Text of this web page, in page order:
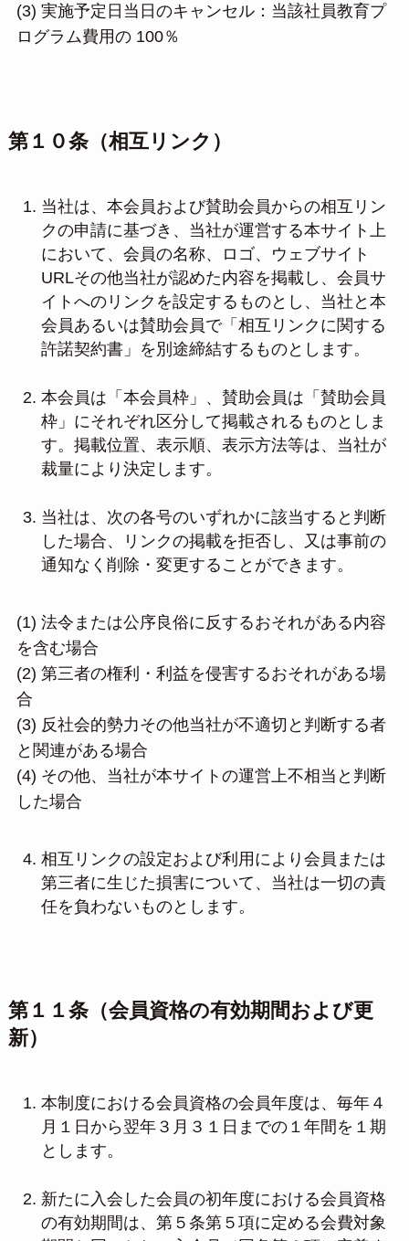
(3) 実施予定日当日のキャンセル：当該社員教育プ
ログラム費用の 100％
第１０条（相互リンク）
当社は、本会員および賛助会員からの相互リン
クの申請に基づき、当社が運営する本サイト上
において、会員の名称、ロゴ、ウェブサイト
URLその他当社が認めた内容を掲載し、会員サ
イトへのリンクを設定するものとし、当社と本
会員あるいは賛助会員で「相互リンクに関する
許諾契約書」を別途締結するものとします。
本会員は「本会員枠」、賛助会員は「賛助会員
枠」にそれぞれ区分して掲載されるものとしま
す。掲載位置、表示順、表示方法等は、当社が
裁量により決定します。
当社は、次の各号のいずれかに該当すると判断
した場合、リンクの掲載を拒否し、又は事前の
通知なく削除・変更することができます。
(1) 法令または公序良俗に反するおそれがある内容
を含む場合
(2) 第三者の権利・利益を侵害するおそれがある場
合
(3) 反社会的勢力その他当社が不適切と判断する者
と関連がある場合
(4) その他、当社が本サイトの運営上不相当と判断
した場合
相互リンクの設定および利用により会員または
第三者に生じた損害について、当社は一切の責
任を負わないものとします。
第１１条（会員資格の有効期間および更
新）
本制度における会員資格の会員年度は、毎年４
月１日から翌年３月３１日までの１年間を１期
とします。
新たに入会した会員の初年度における会員資格
の有効期間は、第５条第５項に定める会費対象